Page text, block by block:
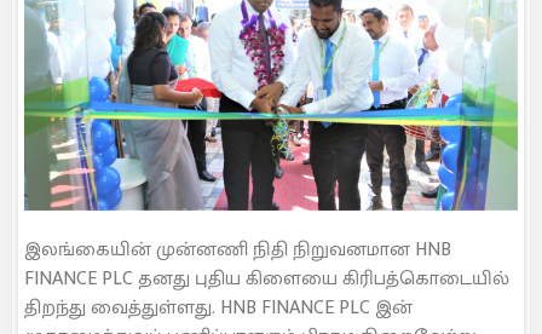
இலங்கையின் முன்னணி நிதி நிறுவனமான HNB
FINANCE PLC தனது புதிய கிளையை கிரிபத்கொடையில்
திறந்து வைத்துள்ளது. HNB FINANCE PLC இன்